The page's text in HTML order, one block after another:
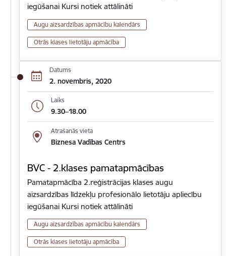
iegūšanai Kursi notiek attālināti
Augu aizsardzības apmācību kalendārs
Otrās klases lietotāju apmācība
Datums
2. novembris, 2020
Laiks
9.30–18.00
Atrašanās vieta
Biznesa Vadības Centrs
BVC - 2.klases pamatapmācības
Pamatapmācība 2.reģistrācijas klases augu
aizsardzības līdzekļu profesionālo lietotāju apliecību
iegūšanai Kursi notiek attālināti
Augu aizsardzības apmācību kalendārs
Otrās klases lietotāju apmācība